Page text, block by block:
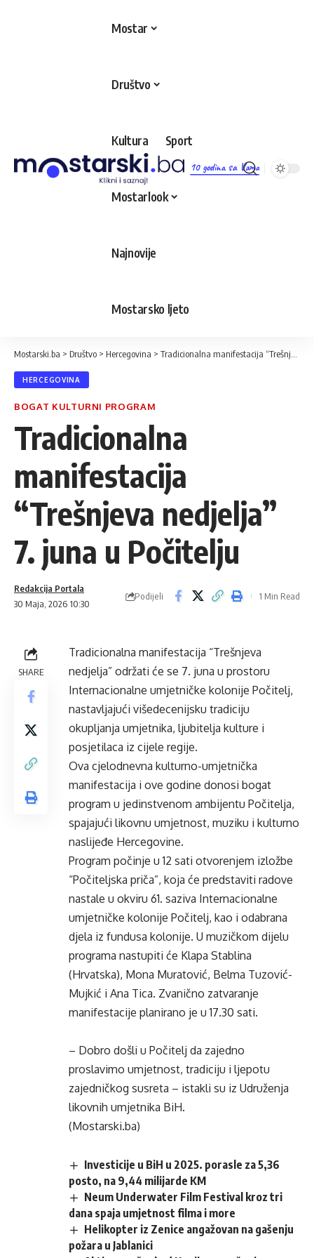
10 godina sa Vama
Mostar
Društvo
Kultura Sport
Mostarlook
Najnovije
Mostarsko ljeto
Mostarski.ba > Društvo > Hercegovina > Tradicionalna manifestacija “Trešnjeva nedjelja” 7. juna u Počitelju
HERCEGOVINA
BOGAT KULTURNI PROGRAM
Tradicionalna
manifestacija
“Trešnjeva nedjelja”
7. juna u Počitelju
30 Maja, 2026 10:30
Redakcija Portala
Podijeli 1 Min Read
SHARE
Tradicionalna manifestacija “Trešnjeva
nedjelja” održati će se 7. juna u prostoru
Internacionalne umjetničke kolonije Počitelj,
nastavljajući višedecenijsku tradiciju
okupljanja umjetnika, ljubitelja kulture i
posjetilaca iz cijele regije.
Ova cjelodnevna kulturno-umjetnička
manifestacija i ove godine donosi bogat
program u jedinstvenom ambijentu Počitelja,
spajajući likovnu umjetnost, muziku i kulturno
naslijeđe Hercegovine.
Program počinje u 12 sati otvorenjem izložbe
“Počiteljska priča”, koja će predstaviti radove
nastale u okviru 61. saziva Internacionalne
umjetničke kolonije Počitelj, kao i odabrana
djela iz fundusa kolonije. U muzičkom dijelu
programa nastupiti će Klapa Stablina
(Hrvatska), Mona Muratović, Belma Tuzović-
Mujkić i Ana Tica. Zvanično zatvaranje
manifestacije planirano je u 17.30 sati.
– Dobro došli u Počitelj da zajedno
proslavimo umjetnost, tradiciju i ljepotu
zajedničkog susreta – istakli su iz Udruženja
likovnih umjetnika BiH.
(Mostarski.ba)
Investicije u BiH u 2025. porasle za 5,36
posto, na 9,44 milijarde KM
Neum Underwater Film Festival kroz tri
dana spaja umjetnost filma i more
Helikopter iz Zenice angažovan na gašenju
požara u Jablanici